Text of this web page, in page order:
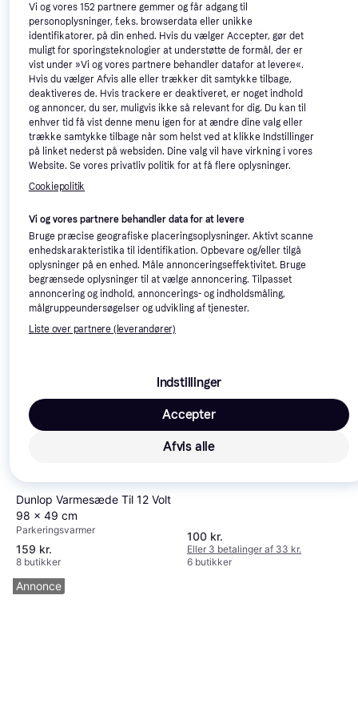
DEFA Termini Stand
Parkeringsvarmer
193 kr.
8 butikker
Eller 3 betalinger af 346 kr.
8 butikker
Dunlop Varmesæde Til 12 Volt
98 x 49 cm
Parkeringsvarmer
159 kr.
8 butikker
150W
Parkeringsvarmer
100 kr.
Eller 3 betalinger af 33 kr.
6 butikker
Annonce
Vi og vores 152 partnere gemmer og får adgang til
personoplysninger, f.eks. browserdata eller unikke
identifikatorer, på din enhed. Hvis du vælger Accepter, gør det
muligt for sporingsteknologier at understøtte de formål, der er
vist under »Vi og vores partnere behandler datafor at levere«.
Hvis du vælger Afvis alle eller trækker dit samtykke tilbage,
deaktiveres de. Hvis trackere er deaktiveret, er noget indhold
og annoncer, du ser, muligvis ikke så relevant for dig. Du kan til
enhver tid få vist denne menu igen for at ændre dine valg eller
trække samtykke tilbage når som helst ved at klikke Indstillinger
på linket nederst på websiden. Dine valg vil have virkning i vores
Website. Se vores privatliv politik for at få flere oplysninger.
Cookiepolitik
Vi og vores partnere behandler data for at levere
Bruge præcise geografiske placeringsoplysninger. Aktivt scanne
enhedskarakteristika til identifikation. Opbevare og/eller tilgå
oplysninger på en enhed. Måle annonceringseffektivitet. Bruge
begrænsede oplysninger til at vælge annoncering. Tilpasset
annoncering og indhold, annoncerings- og indholdsmåling,
målgruppeundersøgelser og udvikling af tjenester.
Liste over partnere (leverandører)
Indstillinger
Afvis alle
Accepter